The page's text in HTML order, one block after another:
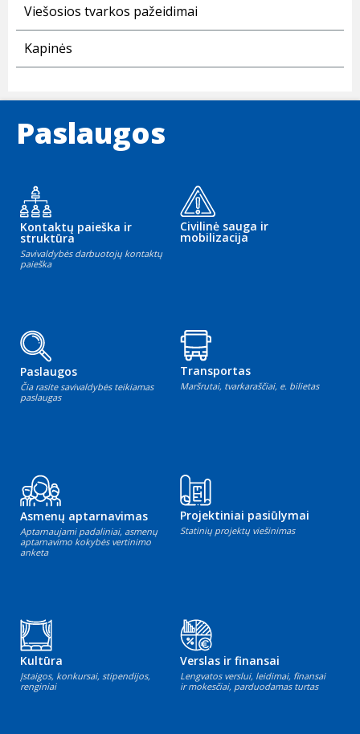
Viešosios tvarkos pažeidimai
Kapinės
Paslaugos
Kontaktų paieška ir
struktūra
Savivaldybės darbuotojų kontaktų
paieška
Civilinė sauga ir
mobilizacija
Paslaugos
Čia rasite savivaldybės teikiamas
paslaugas
Transportas
Maršrutai, tvarkaraščiai, e. bilietas
Asmenų aptarnavimas
Aptarnaujami padaliniai, asmenų
aptarnavimo kokybės vertinimo
anketa
Projektiniai pasiūlymai
Statinių projektų viešinimas
Kultūra
Įstaigos, konkursai, stipendijos,
renginiai
Verslas ir finansai
Lengvatos verslui, leidimai, finansai
ir mokesčiai, parduodamas turtas